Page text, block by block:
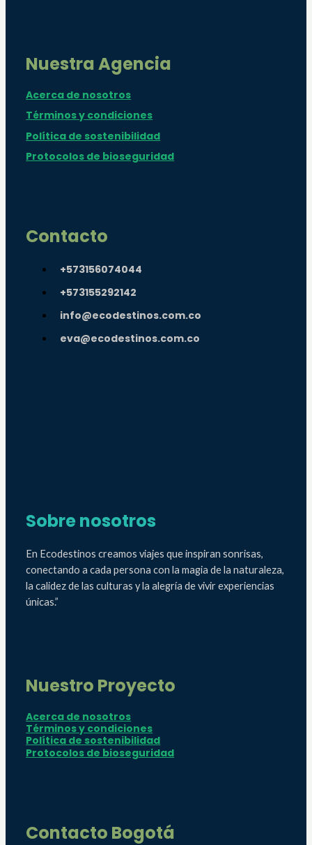
Nuestra Agencia
Acerca de nosotros
Términos y condiciones
Política de sostenibilidad
Protocolos de bioseguridad
Contacto
+573156074044
+573155292142
info@ecodestinos.com.co
eva@ecodestinos.com.co
Sobre nosotros
En Ecodestinos creamos viajes que inspiran sonrisas,
conectando a cada persona con la magia de la naturaleza,
la calidez de las culturas y la alegría de vivir experiencias
únicas.”
Nuestro Proyecto
Acerca de nosotros
Términos y condiciones
Política de sostenibilidad
Protocolos de bioseguridad
Contacto Bogotá